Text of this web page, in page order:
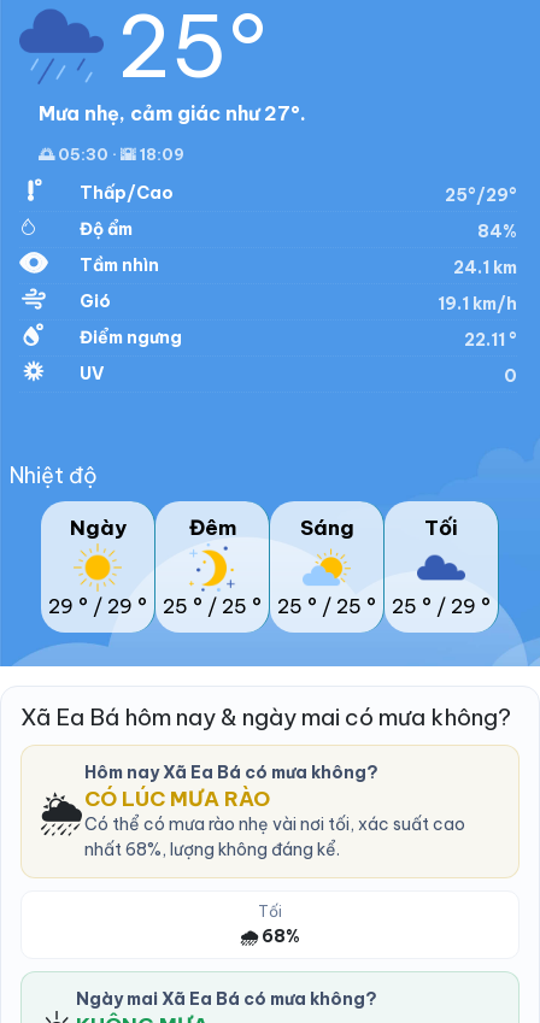
25°
Mưa nhẹ, cảm giác như 27°.
🌅 05:30 · 🌇 18:09
Thấp/Cao
25°/29°
Độ ẩm
84%
Tầm nhìn
24.1 km
Gió
19.1 km/h
Điểm ngưng
22.11 °
UV
0
Nhiệt độ
Ngày
29 ° / 29 °
Đêm
25 ° / 25 °
Sáng
25 ° / 25 °
Tối
25 ° / 29 °
Xã Ea Bá hôm nay & ngày mai có mưa không?
🌦️
Hôm nay Xã Ea Bá có mưa không?
CÓ LÚC MƯA RÀO
Có thể có mưa rào nhẹ vài nơi tối, xác suất cao
nhất 68%, lượng không đáng kể.
Tối
🌧️ 68%
Ngày mai Xã Ea Bá có mưa không?